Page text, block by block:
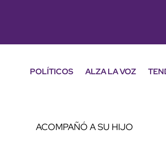
POLÍTICOS ALZA LA VOZ
ACOMPAÑÓ A SU HIJO